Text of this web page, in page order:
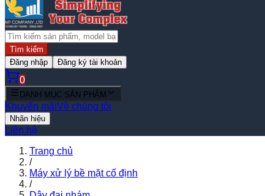
Tìm kiếm
Đăng nhập
Đăng ký tài khoản
0
DANH MỤC SẢN PHẨM
Khuyến mãiVề chúng tôi
Nhãn hiệu
Liên hệ
Trang chủ
/
Máy xử lý bề mặt cố định
/